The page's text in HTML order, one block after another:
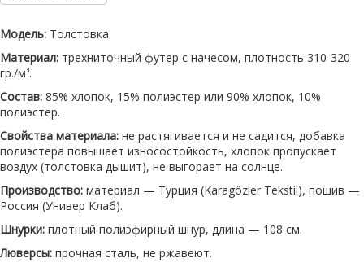
Модель: Толстовка.
Материал: трехниточный футер с начесом, плотность 310-320
гр./м³.
Состав: 85% хлопок, 15% полиэстер или 90% хлопок, 10%
полиэстер.
Свойства материала: не растягивается и не садится, добавка
полиэстера повышает износостойкость, хлопок пропускает
воздух (толстовка дышит), не выгорает на солнце.
Производство: материал — Турция (Karagözler Tekstil), пошив —
Россия (Универ Клаб).
Шнурки: плотный полиэфирный шнур, длина — 108 см.
Люверсы: прочная сталь, не ржавеют.